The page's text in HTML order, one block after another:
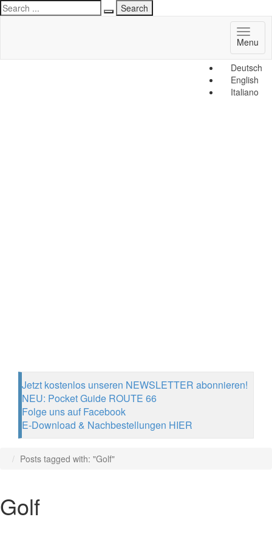
Deutsch
English
Italiano
Menu
Jetzt kostenlos unseren NEWSLETTER abonnieren!
NEU: Pocket Guide ROUTE 66
Folge uns auf Facebook
E-Download & Nachbestellungen HIER
Posts tagged with: "Golf"
Golf